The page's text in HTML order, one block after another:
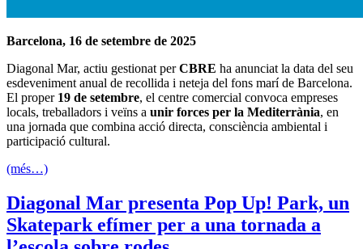
Barcelona, 16 de setembre de 2025
Diagonal Mar, actiu gestionat perCBRE ha anunciat la data del seu
esdeveniment anual de recollida i neteja del fons marí de Barcelona.
El proper 19 de setembre, el centre comercial convoca empreses
locals, treballadors i veïns a unir forces per la Mediterrània, en
una jornada que combina acció directa, consciència ambiental i
participació cultural.
(més…)
Diagonal Mar presenta Pop Up! Park, un
Skatepark efímer per a una tornada a